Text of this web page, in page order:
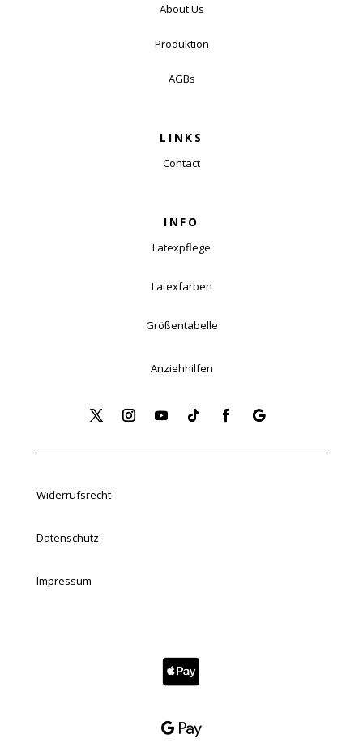
About Us
Produktion
AGBs
LINKS
Contact
INFO
Latexpflege
Latexfarben
Größentabelle
Anziehhilfen
Widerrufsrecht
Datenschutz
Impressum

